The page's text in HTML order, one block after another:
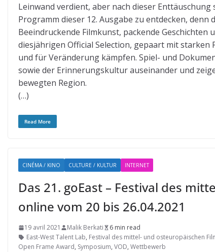
Leinwand verdient, aber nach dieser
Programm dieser 12. Ausgabe zu entdecken,
Beeindruckende Filmkunst, packende
diesjährigen Official Selection, gepaart mit
und für Veränderung kämpfen. Spiel- und
sowie der Erinnerungskultur auseinander und
bewegten Region.
(…)
Read More
CINÉMA / KINO CULTURE / KULTUR INTERNET
Das 21. goEast – Festival des
online vom 20 bis 26.04.2021
19 avril 2021 Malik Berkati
6 min read
East-West Talent Lab, Festival des mittel- und osteuropäischen
Open Frame Award, Symposium, VOD, Wettbewerb